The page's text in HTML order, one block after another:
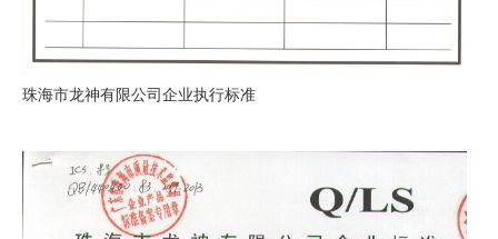
珠海市龙神有限公司企业执行标准